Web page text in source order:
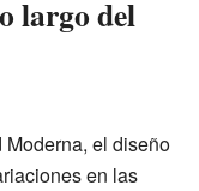
largo del
el diseño
en las